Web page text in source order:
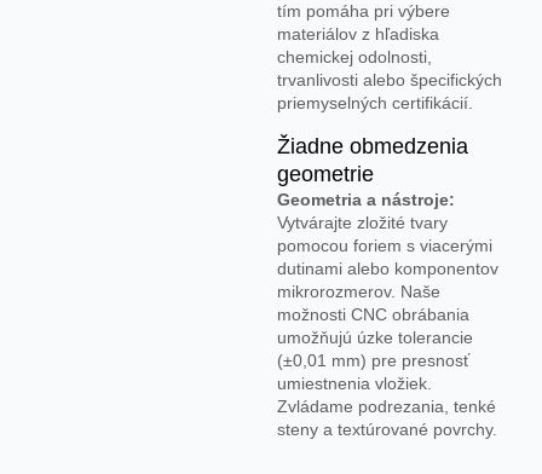
tím pomáha pri výbere
materiálov z hľadiska
chemickej odolnosti,
trvanlivosti alebo špecifických
priemyselných certifikácií.
Žiadne obmedzenia
geometrie
Geometria a nástroje:
Vytvárajte zložité tvary
pomocou foriem s viacerými
dutinami alebo komponentov
mikrorozmerov. Naše
možnosti CNC obrábania
umožňujú úzke tolerancie
(±0,01 mm) pre presnosť
umiestnenia vložiek.
Zvládame podrezania, tenké
steny a textúrované povrchy.